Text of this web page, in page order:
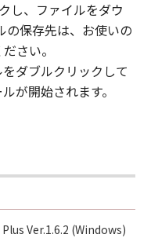
もお客様に付与す
その複製物に係る
されている場合、
し、ファイルをダウ
の保存先は、お使いの
さい。
ダブルクリックして
が開始されます。
Ver.1.6.2 (Windows)